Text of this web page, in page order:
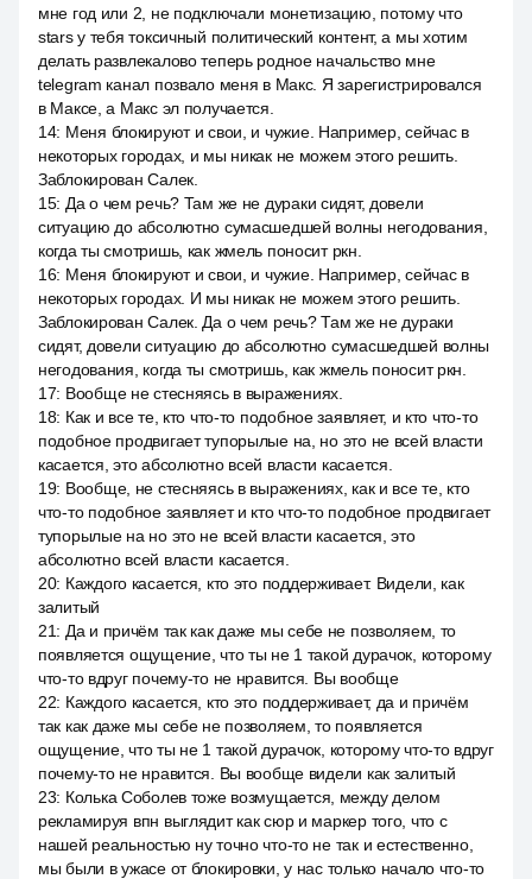
мне год или 2, не подключали монетизацию, потому что
stars у тебя токсичный политический контент, а мы хотим
делать развлекалово теперь родное начальство мне
telegram канал позвало меня в Макс. Я зарегистрировался
в Максе, а Макс эл получается.
14: Меня блокируют и свои, и чужие. Например, сейчас в
некоторых городах, и мы никак не можем этого решить.
Заблокирован Салек.
15: Да о чем речь? Там же не дураки сидят, довели
ситуацию до абсолютно сумасшедшей волны негодования,
когда ты смотришь, как жмель поносит ркн.
16: Меня блокируют и свои, и чужие. Например, сейчас в
некоторых городах. И мы никак не можем этого решить.
Заблокирован Салек. Да о чем речь? Там же не дураки
сидят, довели ситуацию до абсолютно сумасшедшей волны
негодования, когда ты смотришь, как жмель поносит ркн.
17: Вообще не стесняясь в выражениях.
18: Как и все те, кто что-то подобное заявляет, и кто что-то
подобное продвигает тупорылые на, но это не всей власти
касается, это абсолютно всей власти касается.
19: Вообще, не стесняясь в выражениях, как и все те, кто
что-то подобное заявляет и кто что-то подобное продвигает
тупорылые на но это не всей власти касается, это
абсолютно всей власти касается.
20: Каждого касается, кто это поддерживает. Видели, как
залитый
21: Да и причём так как даже мы себе не позволяем, то
появляется ощущение, что ты не 1 такой дурачок, которому
что-то вдруг почему-то не нравится. Вы вообще
22: Каждого касается, кто это поддерживает, да и причём
так как даже мы себе не позволяем, то появляется
ощущение, что ты не 1 такой дурачок, которому что-то вдруг
почему-то не нравится. Вы вообще видели как залитый
23: Колька Соболев тоже возмущается, между делом
рекламируя впн выглядит как сюр и маркер того, что с
нашей реальностью ну точно что-то не так и естественно,
мы были в ужасе от блокировки, у нас только начало что-то